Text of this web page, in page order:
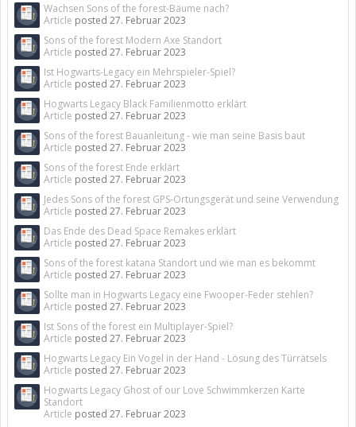
Wachsen Sons of the forest-Bäume nach?
Article posted 27. Februar 2023
Sons of the forest Modern Axe Standort
Article posted 27. Februar 2023
Ist Hogwarts-Legacy ein Mehrspieler-Spiel?
Article posted 27. Februar 2023
Hogwarts Legacy Black Familienmotto erklärt
Article posted 27. Februar 2023
Sons of the forest Bauanleitung - wie man seine Basis baut
Article posted 27. Februar 2023
Sons of the forest Ende erklärt
Article posted 27. Februar 2023
Jedes Sons of the forest GPS-Ortungsgerät und seine Verwendung
Article posted 27. Februar 2023
Das Ende des Dead Space Remakes erklärt
Article posted 27. Februar 2023
Sons of the forest katana Standort und wie man es bekommt
Article posted 27. Februar 2023
Sollte man in Hogwarts Legacy eine Fwooper-Feder stehlen?
Article posted 27. Februar 2023
Ist Sons of the forest ein Multiplayer-Spiel?
Article posted 27. Februar 2023
Hogwarts Legacy Ein Vogel in der Hand - Lösung des Türrätsels
Article posted 27. Februar 2023
Hogwarts Legacy Ghost of our Love Schwimmkerzen Karte
Standort
Article posted 27. Februar 2023